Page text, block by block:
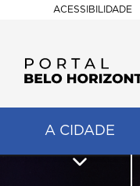
ACESSIBILIDADE
A CIDADE